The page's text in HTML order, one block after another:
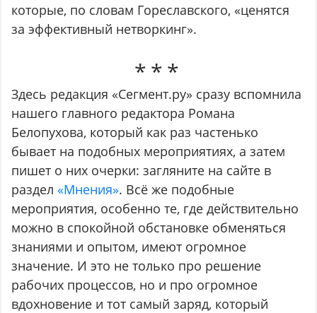
которые, по словам Гореславского, «ценятся
за эффективный нетворкинг».
Здесь редакция «Сегмент.ру» сразу вспомнила
нашего главного редактора Романа
Белопухова, который как раз частенько
бывает на подобных мероприятиях, а затем
пишет о них очерки: загляните на сайте в
раздел«Мнения». Всё же подобные
мероприятия, особенно те, где действительно
можно в спокойной обстановке обменяться
знаниями и опытом, имеют огромное
значение. И это не только про решение
рабочих процессов, но и про огромное
вдохновение и тот самый заряд, который